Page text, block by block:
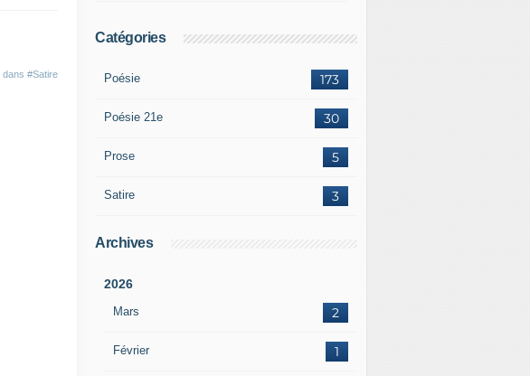
dans #Satire
Catégories
173
Poésie
30
Poésie 21e
5
Prose
3
Satire
Archives
2026
Mars 2
Février 1